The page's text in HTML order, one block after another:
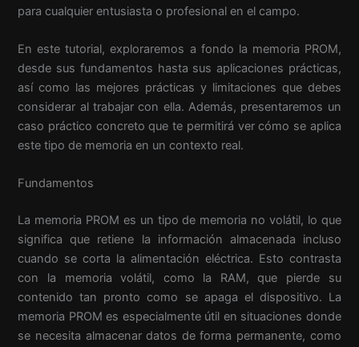
para cualquier entusiasta o profesional en el campo.
En este tutorial, exploraremos a fondo la memoria PROM,
desde sus fundamentos hasta sus aplicaciones prácticas,
así como las mejores prácticas y limitaciones que debes
considerar al trabajar con ella. Además, presentaremos un
caso práctico concreto que te permitirá ver cómo se aplica
este tipo de memoria en un contexto real.
Fundamentos
La memoria PROM es un tipo de memoria no volátil, lo que
significa que retiene la información almacenada incluso
cuando se corta la alimentación eléctrica. Esto contrasta
con la memoria volátil, como la RAM, que pierde su
contenido tan pronto como se apaga el dispositivo. La
memoria PROM es especialmente útil en situaciones donde
se necesita almacenar datos de forma permanente, como